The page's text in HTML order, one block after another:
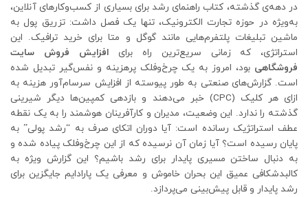
در دهه‌ی گذشته، کتاب راهنمای رشد برای بسیاری از کسب‌وکارهای آنلاین،
به‌ویژه در حوزه تجارت الکترونیک، تنها یک فصل داشت: تزریق پول به
ماشین تبلیغات پلتفرم‌هایی مانند گوگل و متا برای خرید ترافیک. این
استراتژی، که زمانی سریع‌ترین راه برای افزایش فروش سایت
فروشگاهی بود، امروز به یک چرخ‌وفلک پرهزینه و نفس‌گیر تبدیل شده
است. گزارش‌های صنعتی به طور پیوسته از افزایش سرسام‌آور هزینه به
ازای هر کلیک (CPC) خبر می‌دهند و بازدهی کمپین‌ها دیگر شیرینی
گذشته را ندارد. این وضعیت، مدیران و کارآفرینان هوشمند را به یک نقطه
عطف استراتژیک رسانده است: آیا دوران اتکای صرف به “رشد پولی” به
پایان رسیده است؟ آیا زمان آن نرسیده که از این چرخ‌وفلک پیاده شده و
به دنبال ساختن مسیری پایدار برای رشد باشیم؟ این گزارش ویژه به
کالبدشکافی عمیق این بحران خاموش و معرفی یک پارادایم جایگزین برای
رشد پایدار و قابل پیش‌بینی می‌پردازد.